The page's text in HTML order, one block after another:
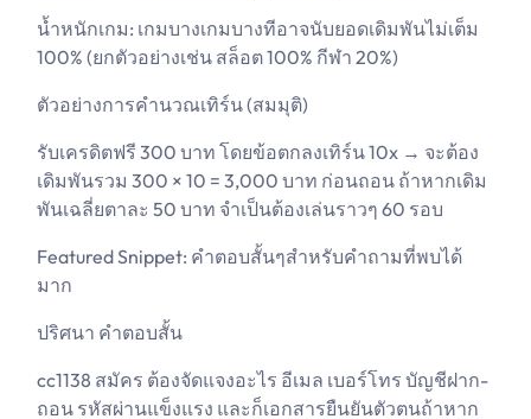
น้ำหนักเกม: เกมบางเกมบางทีอาจนับยอดเดิมพันไม่เต็ม
100% (ยกตัวอย่างเช่น สล็อต 100% กีฬา 20%)
ตัวอย่างการคำนวณเทิร์น (สมมุติ)
รับเครดิตฟรี 300 บาท โดยข้อตกลงเทิร์น 10x → จะต้อง
เดิมพันรวม 300 × 10 = 3,000 บาท ก่อนถอน ถ้าหากเดิม
พันเฉลี่ยตาละ 50 บาท จำเป็นต้องเล่นราวๆ 60 รอบ
Featured Snippet: คำตอบสั้นๆสำหรับคำถามที่พบได้
มาก
ปริศนา คำตอบสั้น
cc1138 สมัคร ต้องจัดแจงอะไร อีเมล เบอร์โทร บัญชีฝาก-
ถอน รหัสผ่านแข็งแรง และก็เอกสารยืนยันตัวตนถ้าหาก